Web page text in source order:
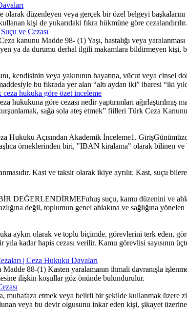
düzenleyen veya gerçek bir özel belgeyi
kişi de yukarıdaki fıkra hükmüne göre
ve Cezası
kanunu Madde 98- (1) Yaşı, hastalığı veya
ya da durumu derhal ilgili makamlara bildirmeyen kişi,
kendisinin veya yakınının hayatına, vücut veya cinsel
bu fıkrada yer alan “altı aydan iki” ibaresi “iki
ceza hukuka göre özet inceleme
hukukuna göre cezası nedir yaptırımları
sağa sola ateş etmek” fiilleri Türk Ceza
Hukuku Açısından Akademik İnceleme1.
örneklerinden biri, "IBAN kiralama" olarak bilinen
Kast ve taksir olarak ikiye ayrılır. Kast, suçu
suçu, kamu düzenini ve
değil, toplumun genel ahlakına ve sağlığına
aykırı olarak ve toplu biçimde, görevlerini terk eden,
kadar hapis cezası verilir. Kamu görevlisi sayısının
| Ceza Hukuku Davaları
Madde 88-(1) Kasten yaralamanın ihmali davranışla
ilişkin koşullar göz önünde bulundurulur.
muhafaza etmek veya belirli bir şekilde kullanmak üzere
veya bu devir olgusunu inkar eden kişi, şikayet